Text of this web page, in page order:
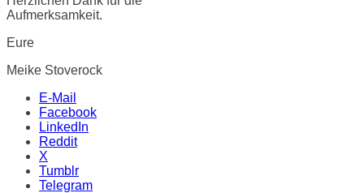
Aufmerksamkeit.
Eure
Meike Stoverock
E-Mail
Facebook
LinkedIn
Reddit
X
Tumblr
Telegram